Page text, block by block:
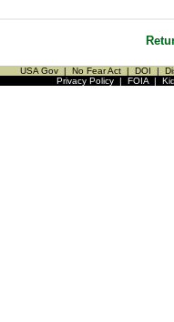
USA Gov | No Fear Act | DOI |
Privacy Policy| FOIA|